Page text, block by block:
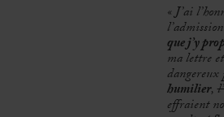
« J’ai
que j’y
ma lettre
dangereux
humilier,
effraient